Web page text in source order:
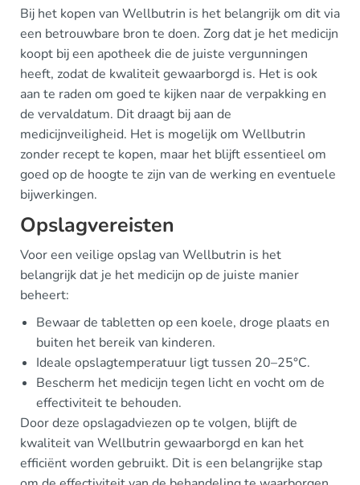
Bij het kopen van Wellbutrin is het belangrijk om dit via
een betrouwbare bron te doen. Zorg dat je het medicijn
koopt bij een apotheek die de juiste vergunningen
heeft, zodat de kwaliteit gewaarborgd is. Het is ook
aan te raden om goed te kijken naar de verpakking en
de vervaldatum. Dit draagt bij aan de
medicijnveiligheid. Het is mogelijk om Wellbutrin
zonder recept te kopen, maar het blijft essentieel om
goed op de hoogte te zijn van de werking en eventuele
bijwerkingen.
Opslagvereisten
Voor een veilige opslag van Wellbutrin is het
belangrijk dat je het medicijn op de juiste manier
beheert:
Bewaar de tabletten op een koele, droge plaats en
buiten het bereik van kinderen.
Ideale opslagtemperatuur ligt tussen 20–25°C.
Bescherm het medicijn tegen licht en vocht om de
effectiviteit te behouden.
Door deze opslagadviezen op te volgen, blijft de
kwaliteit van Wellbutrin gewaarborgd en kan het
efficiënt worden gebruikt. Dit is een belangrijke stap